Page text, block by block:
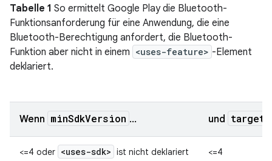
Tabelle 1 So ermittelt Google Play die Bluetooth-
Funktionsanforderung für eine Anwendung, die eine
Bluetooth-Berechtigung anfordert, die Bluetooth-
Funktion aber nicht in einem <uses-feature> -Element
deklariert.
Wenn minSdkVersion … und
<=4 oder <uses-sdk> ist nicht deklariert <=4